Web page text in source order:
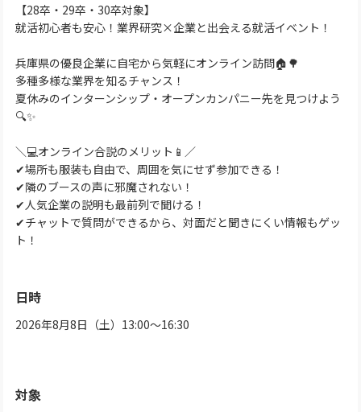
【28卒・29卒・30卒対象】
就活初心者も安心！業界研究×企業と出会える就活イベント！
兵庫県の優良企業に自宅から気軽にオンライン訪問🏠🌳
多種多様な業界を知るチャンス！
夏休みのインターンシップ・オープンカンパニー先を見つけよう
🔍✨
＼💻オンライン合説のメリット📱／
✔場所も服装も自由で、周囲を気にせず参加できる！
✔隣のブースの声に邪魔されない！
✔人気企業の説明も最前列で聞ける！
✔チャットで質問ができるから、対面だと聞きにくい情報もゲッ
ト！
日時
2026年8月8日（土）13:00～16:30
対象